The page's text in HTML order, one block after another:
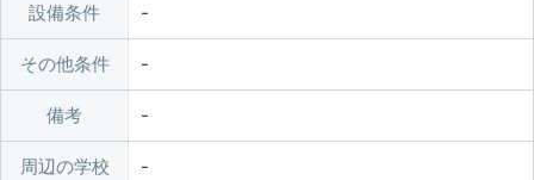
設備条件
その他条件
備考
周辺の学校